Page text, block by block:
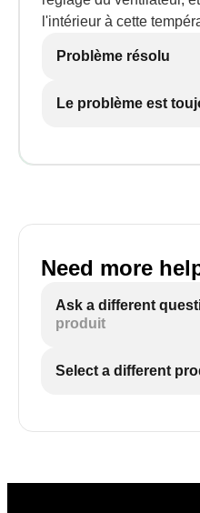
l'intérieur à cette
Problème résolu
Le problème est
Need more
Ask a different
produit
Select a different